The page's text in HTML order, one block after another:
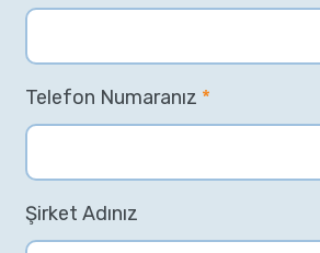
Telefon Numaranız *
Şirket Adınız